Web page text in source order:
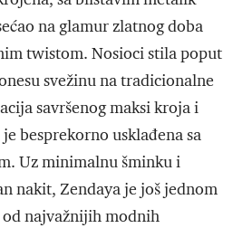
na glamur zlatnog doba
twistom. Nosioci stila poput
svežinu na tradicionalne
savršenog maksi kroja i
besprekorno usklađena sa
Uz minimalnu šminku i
nakit, Zendaya je još jednom
od najvažnijih modnih